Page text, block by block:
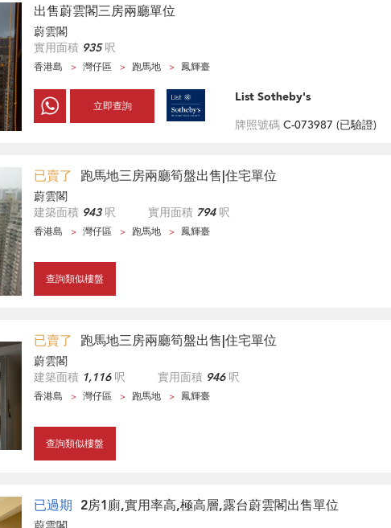
出售蔚雲閣三房兩廳單位
蔚雲閣
實用面積 935呎
香港島 灣仔區 跑馬地 鳳輝臺
立即查詢
List Sotheby's
牌照號碼 C-073987 (已驗證)
已賣了 跑馬地三房兩廳筍盤出售|住宅單位
蔚雲閣
建築面積 943呎 實用面積 794呎
香港島 灣仔區 跑馬地 鳳輝臺
查詢類似樓盤
已賣了 跑馬地三房兩廳筍盤出售|住宅單位
蔚雲閣
建築面積 1,116呎 實用面積 946呎
香港島 灣仔區 跑馬地 鳳輝臺
查詢類似樓盤
已過期 2房1廁,實用率高,極高層,露台蔚雲閣出售單位